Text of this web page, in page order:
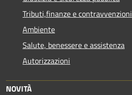
Tributi,finanze e contravvenzioni
Ambiente
Salute, benessere e assistenza
Autorizzazioni
NOVITÀ